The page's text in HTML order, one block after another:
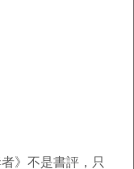
不是書評，只